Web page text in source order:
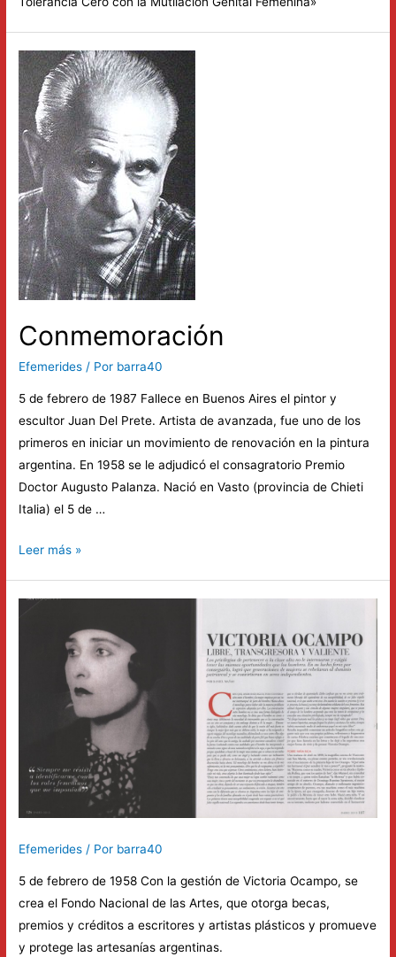
Conmemoración
Efemerides / Por barra40
5 de febrero de 1987 Fallece en Buenos Aires el pintor y
escultor Juan Del Prete. Artista de avanzada, fue uno de los
primeros en iniciar un movimiento de renovación en la pintura
argentina. En 1958 se le adjudicó el consagratorio Premio
Doctor Augusto Palanza. Nació en Vasto (provincia de Chieti
Italia) el 5 de …
Conmemoración
Leer más »
Efemerides / Por barra40
5 de febrero de 1958 Con la gestión de Victoria Ocampo, se
crea el Fondo Nacional de las Artes, que otorga becas,
premios y créditos a escritores y artistas plásticos y promueve
y protege las artesanías argentinas.